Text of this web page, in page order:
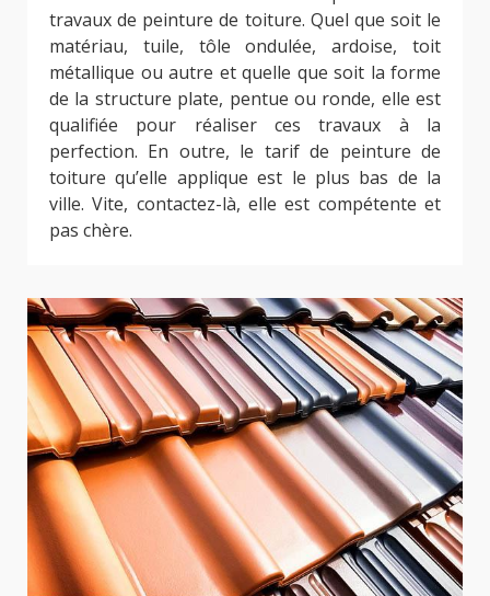
travaux de peinture de toiture. Quel que soit le
matériau, tuile, tôle ondulée, ardoise, toit
métallique ou autre et quelle que soit la forme
de la structure plate, pentue ou ronde, elle est
qualifiée pour réaliser ces travaux à la
perfection. En outre, le tarif de peinture de
toiture qu’elle applique est le plus bas de la
ville. Vite, contactez-là, elle est compétente et
pas chère.